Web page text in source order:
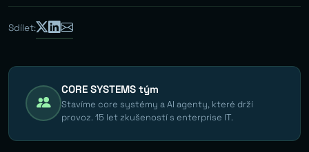
Sdílet:
CORE SYSTEMS tým
Stavíme core systémy a AI agenty, které drží
provoz. 15 let zkušeností s enterprise IT.